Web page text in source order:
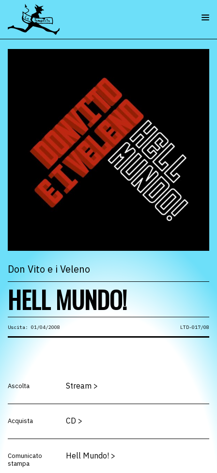
Don Vito e i Veleno
HELL MUNDO!
Uscita: 01/04/2008 LTD-017/08
Ascolta Stream >
Acquista CD >
Comunicato
stampa
Hell Mundo! >